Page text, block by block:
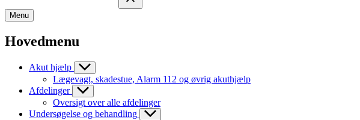
Menu
Hovedmenu
Akut hjælp
Lægevagt, skadestue, Alarm 112 og øvrig akuthjælp
Afdelinger
Oversigt over alle afdelinger
Undersøgelse og behandling